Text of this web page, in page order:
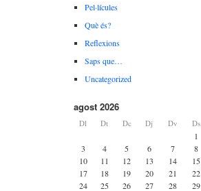
Pel·lícules
Què és?
Reflexions
Saps que…
Uncategorized
agost 2026
Dl Dt Dc Dj Dv Ds
1
3
4 5 6 7 8
10
11 12 13 14 15
17
18 19 20 21 22
24
25 26 27 28 29